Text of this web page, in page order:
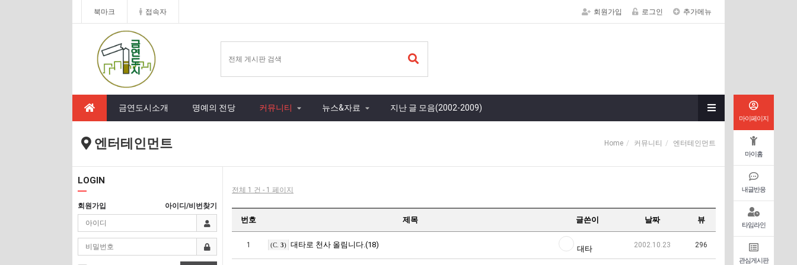
북마크 접속자 회원가입 로그인 추가메뉴
금연도시소개 명예의 전당 커뮤니티 뉴스&자료 지난 글 모음(2002-2009)
엔터테인먼트 Home 커뮤니티 엔터테인먼트
마이페이지
마이홈
내글반응
타임라인
관심게시판
LOGIN
회원가입 아이디/비번찾기
전체 1 건 - 1 페이지
번호 제목 글쓴이 날짜 뷰
1 (C. 3) 대타로 천사 올림니다.(18) 대타 2002.10.23 296